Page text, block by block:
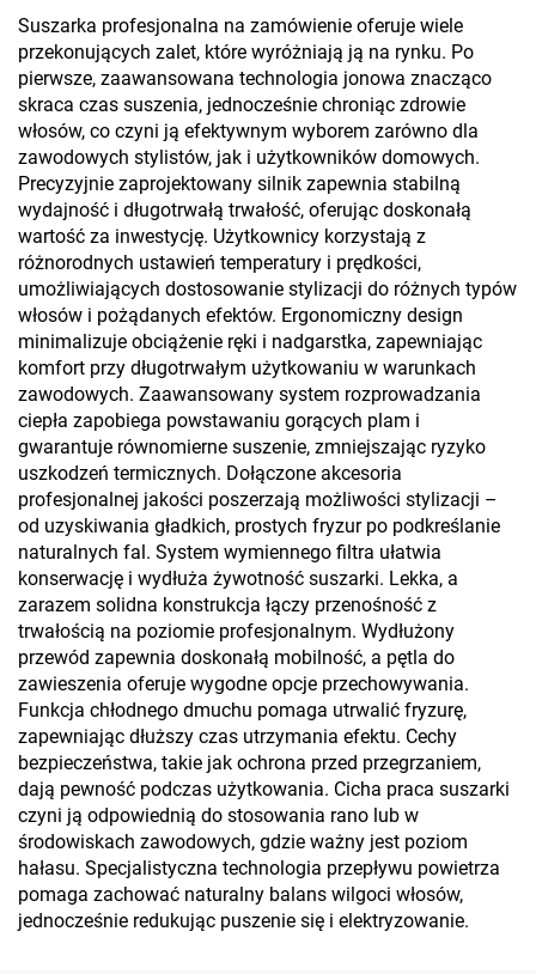
Suszarka profesjonalna na zamówienie oferuje wiele
przekonujących zalet, które wyróżniają ją na rynku. Po
pierwsze, zaawansowana technologia jonowa znacząco
skraca czas suszenia, jednocześnie chroniąc zdrowie
włosów, co czyni ją efektywnym wyborem zarówno dla
zawodowych stylistów, jak i użytkowników domowych.
Precyzyjnie zaprojektowany silnik zapewnia stabilną
wydajność i długotrwałą trwałość, oferując doskonałą
wartość za inwestycję. Użytkownicy korzystają z
różnorodnych ustawień temperatury i prędkości,
umożliwiających dostosowanie stylizacji do różnych typów
włosów i pożądanych efektów. Ergonomiczny design
minimalizuje obciążenie ręki i nadgarstka, zapewniając
komfort przy długotrwałym użytkowaniu w warunkach
zawodowych. Zaawansowany system rozprowadzania
ciepła zapobiega powstawaniu gorących plam i
gwarantuje równomierne suszenie, zmniejszając ryzyko
uszkodzeń termicznych. Dołączone akcesoria
profesjonalnej jakości poszerzają możliwości stylizacji –
od uzyskiwania gładkich, prostych fryzur po podkreślanie
naturalnych fal. System wymiennego filtra ułatwia
konserwację i wydłuża żywotność suszarki. Lekka, a
zarazem solidna konstrukcja łączy przenośność z
trwałością na poziomie profesjonalnym. Wydłużony
przewód zapewnia doskonałą mobilność, a pętla do
zawieszenia oferuje wygodne opcje przechowywania.
Funkcja chłodnego dmuchu pomaga utrwalić fryzurę,
zapewniając dłuższy czas utrzymania efektu. Cechy
bezpieczeństwa, takie jak ochrona przed przegrzaniem,
dają pewność podczas użytkowania. Cicha praca suszarki
czyni ją odpowiednią do stosowania rano lub w
środowiskach zawodowych, gdzie ważny jest poziom
hałasu. Specjalistyczna technologia przepływu powietrza
pomaga zachować naturalny balans wilgoci włosów,
jednocześnie redukując puszenie się i elektryzowanie.